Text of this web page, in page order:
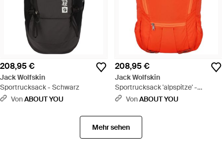
208,95 €
Jack Wolfskin
Sportrucksack - Schwarz
VonABOUT YOU
208,95 €
Jack Wolfskin
Sportrucksack 'alpspitze' -
Orange
VonABOUT YOU
Mehr sehen